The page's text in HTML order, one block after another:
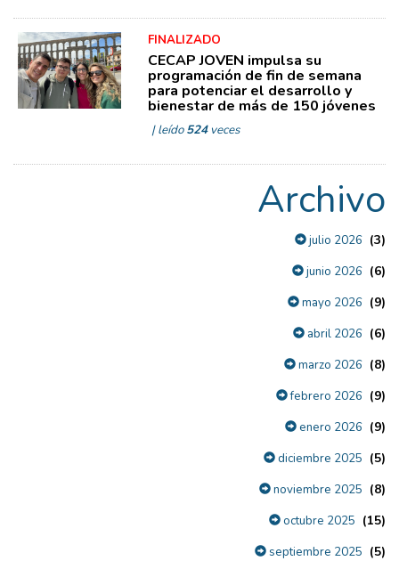
FINALIZADO
CECAP JOVEN impulsa su
programación de fin de semana
para potenciar el desarrollo y
bienestar de más de 150 jóvenes
| leído524veces
Archivo
julio 2026 (3)
junio 2026 (6)
mayo 2026 (9)
abril 2026 (6)
marzo 2026 (8)
febrero 2026 (9)
enero 2026 (9)
diciembre 2025 (5)
noviembre 2025 (8)
octubre 2025 (15)
septiembre 2025 (5)